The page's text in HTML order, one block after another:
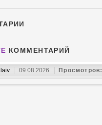
КОММЕНТАРИЙ
09.08.2026 Просмотров: